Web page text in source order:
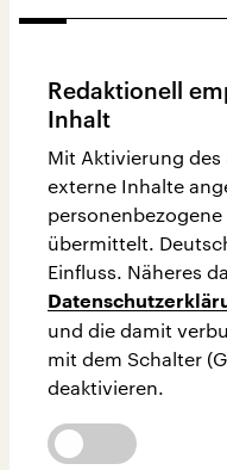
Redaktionell
Inhalt
Mit Aktivierung des
externe Inhalte
übermittelt.
Einfluss. Näheres
und die damit
mit dem Schalter
deaktivieren.